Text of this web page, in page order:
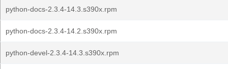
python-docs-2.3.4-14.3.s390x.rpm
python-docs-2.3.4-14.2.s390x.rpm
python-devel-2.3.4-14.3.s390x.rpm